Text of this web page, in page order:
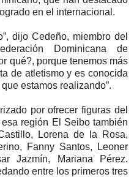
en el internacional.
dijo Cedeño, miembro del
Dominicana de
qué?, porque tenemos más
de atletismo y es conocida
estamos realizando”.
por ofrecer figuras del
región El Seibo también
Lorena de la Rosa,
Fanny Santos, Leoner
Jazmín, Mariana Pérez.
entre los primeros tres